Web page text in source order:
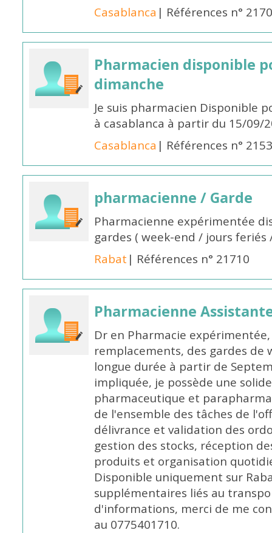
Casablanca | Références n°
Pharmacien disponible
dimanche
Je suis pharmacien Disponible
à casablanca à partir du 15/09/
Casablanca | Références n°
pharmacienne / Garde
Pharmacienne expérimentée
gardes ( week-end / jours
Rabat | Références n° 21710
Pharmacienne
Dr en Pharmacie
remplacements, des gardes de
longue durée à partir de
impliquée, je possède une
pharmaceutique et
de l'ensemble des tâches de
délivrance et validation des
gestion des stocks, réception
produits et organisation
Disponible uniquement sur
supplémentaires liés au
d'informations, merci de me
au 0775401710.